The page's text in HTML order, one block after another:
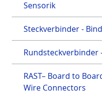
Sensorik
Steckverbinder -
Rundsteckverbinder
RAST– Board to
Wire Connectors